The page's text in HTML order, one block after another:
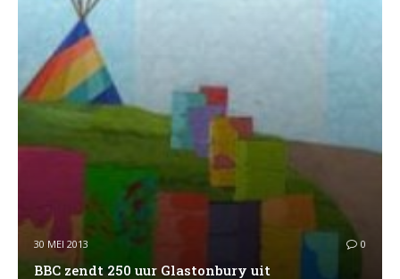
30 MEI 2013 0
BBC zendt 250 uur Glastonbury uit